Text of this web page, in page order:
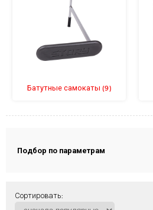
Батутные самокаты (9)
Подбор по параметрам
Сортировать: